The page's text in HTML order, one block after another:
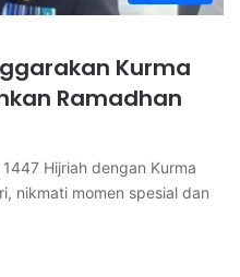
Kurma
Ramadhan
Hijriah dengan Kurma
nikmati momen spesial dan